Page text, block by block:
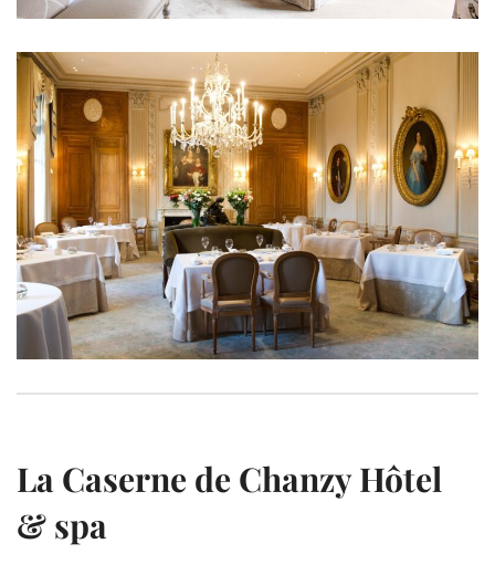
La Caserne de Chanzy Hôtel
& spa